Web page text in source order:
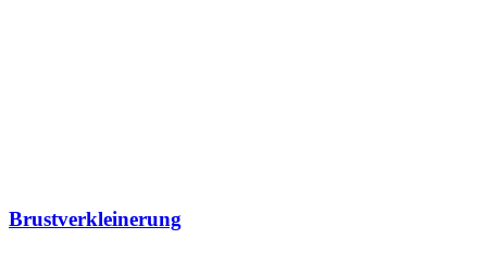
Brustverkleinerung